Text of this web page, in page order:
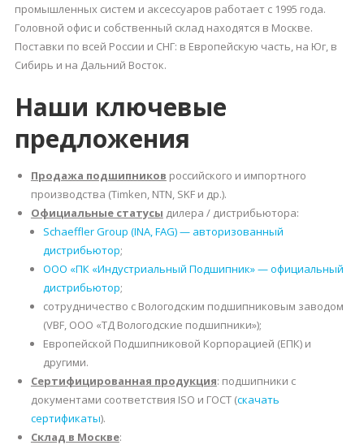
промышленных систем и аксессуаров работает с 1995 года.
Головной офис и собственный склад находятся в Москве.
Поставки по всей России и СНГ: в Европейскую часть, на Юг, в
Сибирь и на Дальний Восток.
Наши ключевые
предложения
Продажа подшипников российского и импортного
производства (Timken, NTN, SKF и др.).
Официальные статусы дилера / дистрибьютора:
Schaeffler Group (INA, FAG) — авторизованный
дистрибьютор;
ООО «ПК «Индустриальный Подшипник» — официальный
дистрибьютор;
сотрудничество с Вологодским подшипниковым заводом
(VBF, ООО «ТД Вологодские подшипники»);
Европейской Подшипниковой Корпорацией (ЕПК) и
другими.
Сертифицированная продукция: подшипники с
документами соответствия ISO и ГОСТ (скачать
сертификаты).
Склад в Москве: